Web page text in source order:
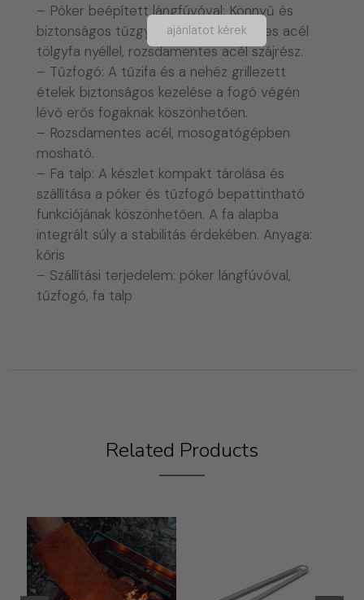
– Póker beépített lángfúvóval: Könnyű és
biztonságos tűzgyújtás. Rozsdamentes acél
tölgyfa nyéllel, rozsdamentes acél szájrész.
– Tűzfogó: A tűzifa és a nehéz grillezett
ételek biztonságos kezelése a fogó végén
lévő erős fogaknak köszönhetően.
– Rozsdamentes acél, mosogatógépben
mosható.
– Fa talp: A készlet kompakt tárolása és
szállítása a póker és tűzfogó bepattintható
funkciójának köszönhetően. A fa alapba
integrált súly a stabilitás érdekében. Anyaga:
kőris
– Szállítási terjedelem: póker lángfúvóval,
tűzfogó, fa talp
Related Products
ajánlatot kérek